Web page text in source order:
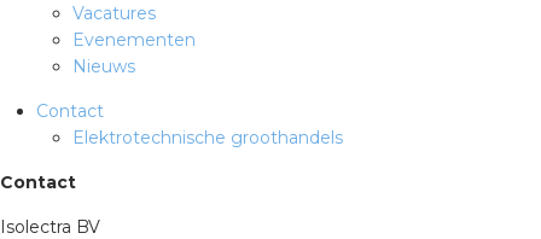
Vacatures
Evenementen
Nieuws
Contact
Elektrotechnische groothandels
Contact
Isolectra BV